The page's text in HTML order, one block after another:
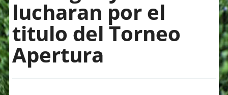
lucharan por el
titulo del Torneo
Apertura